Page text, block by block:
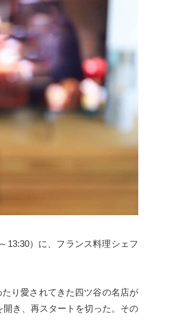
13:30）に、フランス料理シェフ
り愛されてきた四ツ谷の名店が
き、再スタートを切った。その
記事を読む